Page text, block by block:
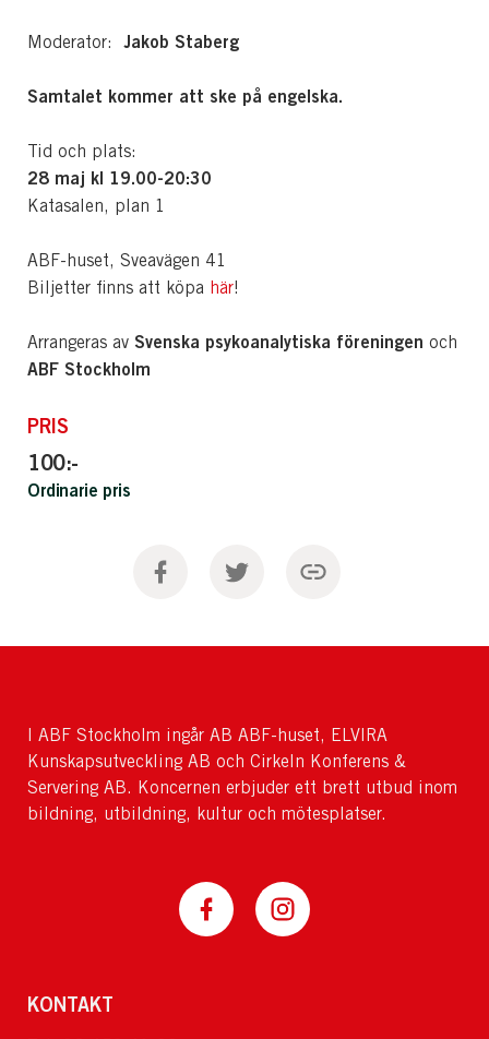
Moderator: Jakob Staberg
Samtalet kommer att ske på engelska.
Tid och plats:
28 maj kl 19.00-20:30
Katasalen, plan 1
ABF-huset, Sveavägen 41
Biljetter finns att köpa här!
Arrangeras av Svenska psykoanalytiska föreningen och
ABF Stockholm
PRIS
100:-
Ordinarie pris
I ABF Stockholm ingår AB ABF-huset, ELVIRA
Kunskapsutveckling AB och Cirkeln Konferens &
Servering AB. Koncernen erbjuder ett brett utbud inom
bildning, utbildning, kultur och mötesplatser.
KONTAKT